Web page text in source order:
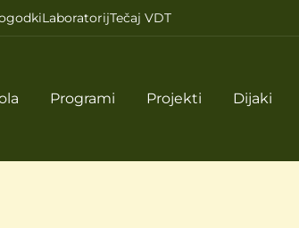
LaboratorijTečaj VDT
Programi Projekti Dijaki